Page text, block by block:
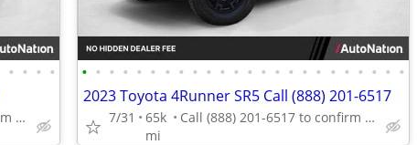
• • • •
Call (888) 201-6517 to confirm availability - May 14th
• • • • • • • • • • • • • • • • • • • • • • • •
2023 Toyota 4Runner SR5 Call (888) 201-6517
7/31
65k
mi
Call (888) 201-6517 to confirm availability - May 14th